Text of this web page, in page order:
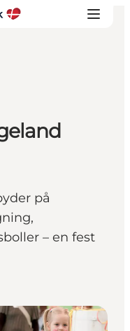
på
– en fest